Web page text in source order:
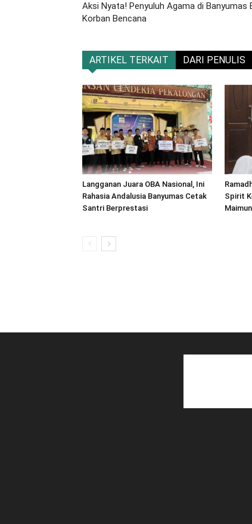
Aksi Nyata! Penyuluh Agama di Banyumas
Korban Bencana
ARTIKEL TERKAIT DARI PENULIS
Langganan Juara OBA Nasional, Ini
Rahasia Andalusia Banyumas Cetak
Santri Berprestasi
Spirit